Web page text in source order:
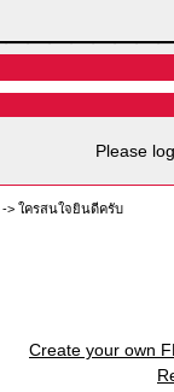
Please
-> ใครสนใจยินดีครับ
Create your own